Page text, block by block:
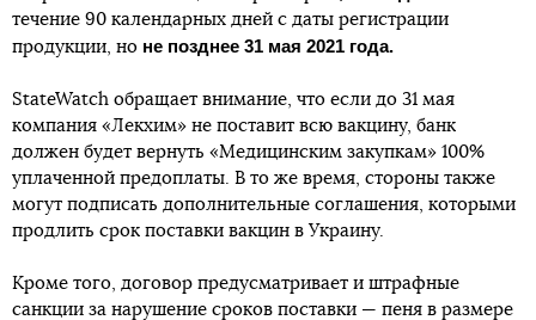
течение 90 календарных дней с даты регистрации
продукции, но не позднее 31 мая 2021 года.
StateWatch обращает внимание, что если до 31 мая
компания «Лекхим» не поставит всю вакцину, банк
должен будет вернуть «Медицинским закупкам» 100%
уплаченной предоплаты. В то же время, стороны также
могут подписать дополнительные соглашения, которыми
продлить срок поставки вакцин в Украину.
Кроме того, договор предусматривает и штрафные
санкции за нарушение сроков поставки — пеня в размере